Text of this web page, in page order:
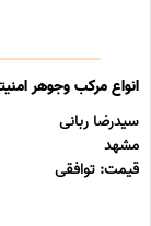
انواع مرکب وجوهر
سیدرضا ربانی
مشهد
قیمت: توافقی